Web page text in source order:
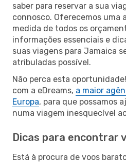
saber para reservar a sua
connosco. Oferecemos uma
medida de todos os
informações essenciais e
suas viagens para Jamaica
atribuladas possível.
Não perca esta
com a eDreams, a maior
Europa, para que possamos
numa viagem inesquecível
Dicas para encontrar
Está à procura de voos